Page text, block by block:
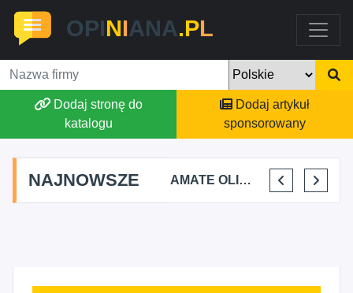
OPINIANA.PL
Dodaj stronę do
katalogu
Dodaj artykuł
sponsorowany
NAJNOWSZE
ALEKSANDRA BAKA AMATE OLIWIA KIRKIEWICZ KAJU BUS JUSTYNA JASTRZĘBSKA